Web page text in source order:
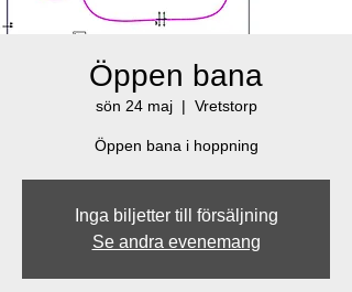
Öppen bana
sön 24 maj
  |
Vretstorp
Öppen bana i hoppning
Inga biljetter till försäljning
Se andra evenemang